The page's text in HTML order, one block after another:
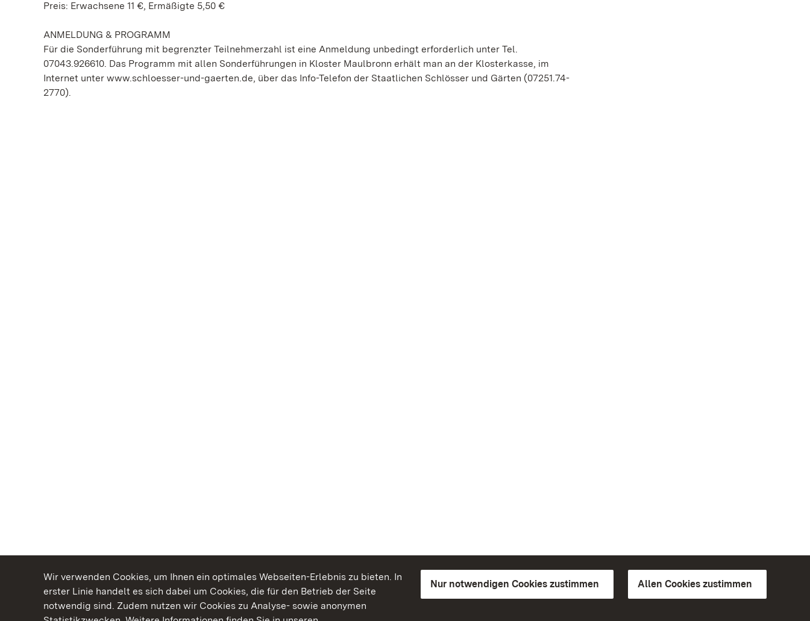
Wir verwenden Cookies, um Ihnen ein optimales Webseiten-Erlebnis zu bieten. In
erster Linie handelt es sich dabei um Cookies, die für den Betrieb der Seite
notwendig sind. Zudem nutzen wir Cookies zu Analyse- sowie anonymen
Nur notwendigen Cookies zustimmen Allen Cookies zustimmen
Preis: Erwachsene 11 €, Ermäßigte 5,50 €
ANMELDUNG & PROGRAMM
Für die Sonderführung mit begrenzter Teilnehmerzahl ist eine Anmeldung unbedingt erforderlich unter Tel.
07043.926610. Das Programm mit allen Sonderführungen in Kloster Maulbronn erhält man an der Klosterkasse, im
Internet unter www.schloesser-und-gaerten.de, über das Info-Telefon der Staatlichen Schlösser und Gärten (07251.74-
2770).